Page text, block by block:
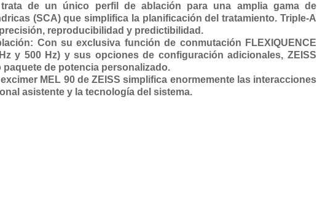
trata de un único perfil de ablación para una amplia gama de
(SCA) que simplifica la planificación del tratamiento. Triple-A
reproducibilidad y predictibilidad.
Con su exclusiva función de conmutación FLEXIQUENCE
y 500 Hz) y sus opciones de configuración adicionales, ZEISS
paquete de potencia personalizado.
MEL 90 de ZEISS simplifica enormemente las interacciones
asistente y la tecnología del sistema.